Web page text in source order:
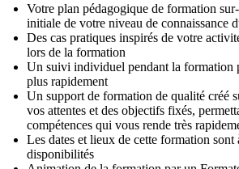
Votre plan pédagogique de formation
initiale de votre niveau de connaissance
Des cas pratiques inspirés de votre
lors de la formation
Un suivi individuel pendant la formation
plus rapidement
Un support de formation de qualité créé
vos attentes et des objectifs fixés,
compétences qui vous rende très
Les dates et lieux de cette formation
disponibilités